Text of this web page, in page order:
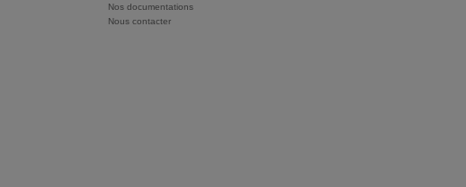
Nos documentations
Nous contacter